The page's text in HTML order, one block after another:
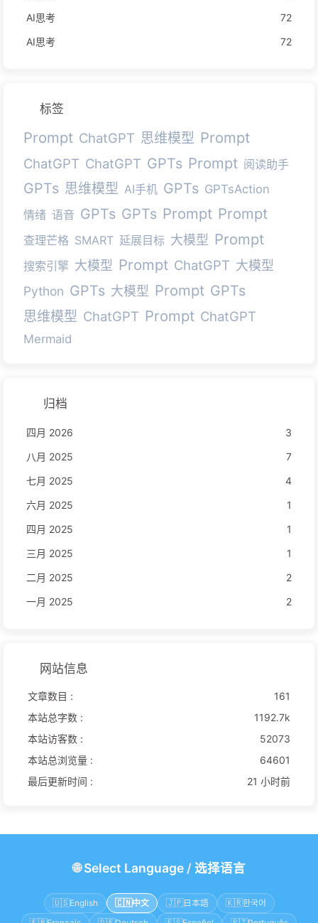
AI思考
72
AI思考
72
标签
Prompt ChatGPT 思维模型 Prompt
ChatGPT ChatGPT GPTs Prompt 阅读助手
GPTs 思维模型 AI手机 GPTs GPTsAction
情绪 语音 GPTs GPTs Prompt Prompt
查理芒格 SMART 延展目标 大模型 Prompt
搜索引擎 大模型 Prompt ChatGPT 大模型
Python GPTs 大模型 Prompt GPTs
思维模型 ChatGPT Prompt ChatGPT
Mermaid
归档
四月 2026
3
八月 2025
7
七月 2025
4
六月 2025
1
四月 2025
1
三月 2025
1
二月 2025
2
一月 2025
2
网站信息
文章数目 :
161
本站总字数 :
1192.7k
本站访客数 :
52073
本站总浏览量 :
64601
最后更新时间 :
21 小时前
🌐Select Language/ 选择语言
🇺🇸English 🇨🇳 中文 🇯🇵日本語 🇰🇷한국어